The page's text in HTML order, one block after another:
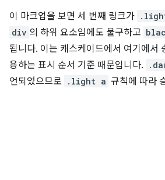
이 마크업을 보면 세 번째 링크가
div 의 하위 요소임에도 불구하고
됩니다. 이는 캐스케이드에서 여기에서
용하는 표시 순서 기준 때문입니다.
언되었으므로
.light a 규칙에 따라